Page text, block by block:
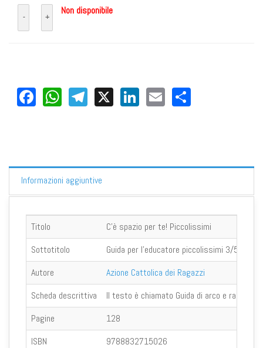
Non disponibile
Facebook
WhatsApp
Telegram
X LinkedIn
Email
Informazioni aggiuntive
Titolo
C'è spazio per te! Piccolissimi
Sottotitolo
Guida per l'educatore piccolissimi 3/5 anni
Autore
Azione Cattolica dei Ragazzi
Scheda descrittiva
Il testo è chiamato Guida di arco e
Pagine
128
ISBN
9788832715026